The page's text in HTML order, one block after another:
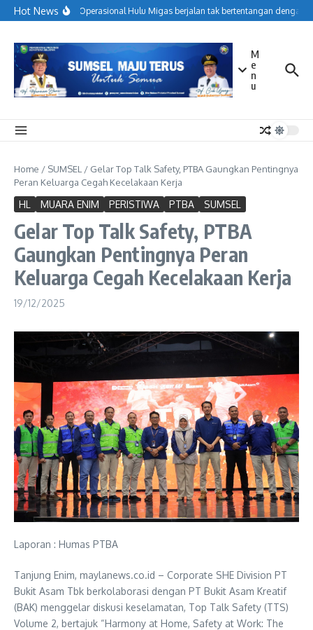
Lewati ke konten
Hot NewsMenjaga Operasional Hulu Migas berjalan tak bertentangan dengan
M
e
n
u
Home / SUMSEL / Gelar Top Talk Safety, PTBA Gaungkan Pentingnya
Peran Keluarga Cegah Kecelakaan Kerja
HL MUARA ENIM PERISTIWA PTBA SUMSEL
Gelar Top Talk Safety, PTBA
Gaungkan Pentingnya Peran
Keluarga Cegah Kecelakaan Kerja
19/12/2025
Laporan : Humas PTBA
Tanjung Enim, maylanews.co.id – Corporate SHE Division PT
Bukit Asam Tbk berkolaborasi dengan PT Bukit Asam Kreatif
(BAK) menggelar diskusi keselamatan, Top Talk Safety (TTS)
Volume 2, bertajuk “Harmony at Home, Safety at Work: The